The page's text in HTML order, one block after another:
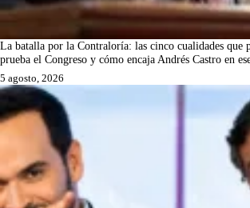
La batalla por la Contraloría: las cinco cualidades que
prueba el Congreso y cómo encaja Andrés Castro en
5 agosto, 2026